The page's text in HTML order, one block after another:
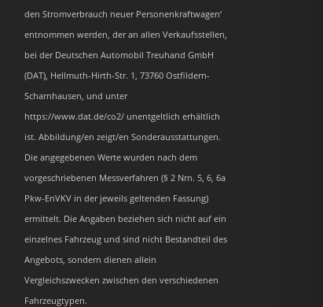
den Stromverbrauch neuer Personenkraftwagen‘
entnommen werden, der an allen Verkaufsstellen,
bei der Deutschen Automobil Treuhand GmbH
(DAT), Hellmuth-Hirth-Str. 1, 73760 Ostfildern-
Scharnhausen, und unter
https://www.dat.de/co2/ unentgeltlich erhältlich
ist. Abbildung/en zeigt/en Sonderausstattungen.
Die angegebenen Werte wurden nach dem
vorgeschriebenen Messverfahren (§ 2 Nrn. 5, 6, 6a
Pkw-EnVKV in der jeweils geltenden Fassung)
ermittelt. Die Angaben beziehen sich nicht auf ein
einzelnes Fahrzeug und sind nicht Bestandteil des
Angebots, sondern dienen allein
Vergleichszwecken zwischen den verschiedenen
Fahrzeugtypen.